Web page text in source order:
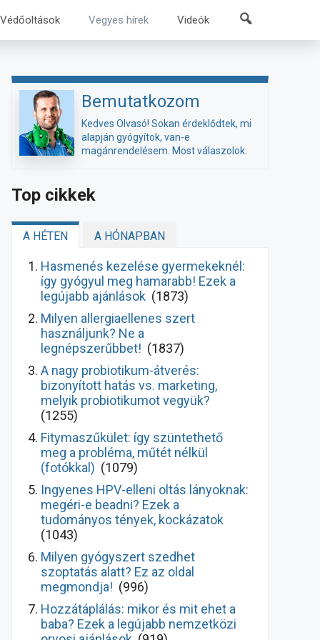
Védőoltások Vegyes hírek Videók Kereső
Bemutatkozom
Kedves Olvasó! Sokan érdeklődtek, mi
alapján gyógyítok, van-e
magánrendelésem. Most válaszolok.
Top cikkek
A HÉTEN A HÓNAPBAN
Hasmenés kezelése gyermekeknél:
így gyógyul meg hamarabb! Ezek a
legújabb ajánlások (1873)
Milyen allergiaellenes szert
használjunk? Ne a
legnépszerűbbet! (1837)
A nagy probiotikum-átverés:
bizonyított hatás vs. marketing,
melyik probiotikumot vegyük?
(1255)
Fitymaszűkület: így szüntethető
meg a probléma, műtét nélkül
(fotókkal) (1079)
Ingyenes HPV-elleni oltás lányoknak:
megéri-e beadni? Ezek a
tudományos tények, kockázatok
(1043)
Milyen gyógyszert szedhet
szoptatás alatt? Ez az oldal
megmondja! (996)
Hozzátáplálás: mikor és mit ehet a
baba? Ezek a legújabb nemzetközi